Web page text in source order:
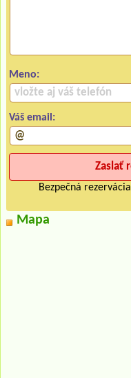
Meno:
Váš email:
Bezpečná
Mapa